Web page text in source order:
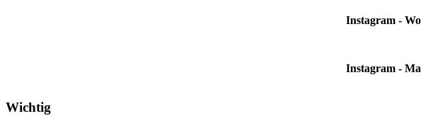
Instagram -
Instagram -
Wichtig